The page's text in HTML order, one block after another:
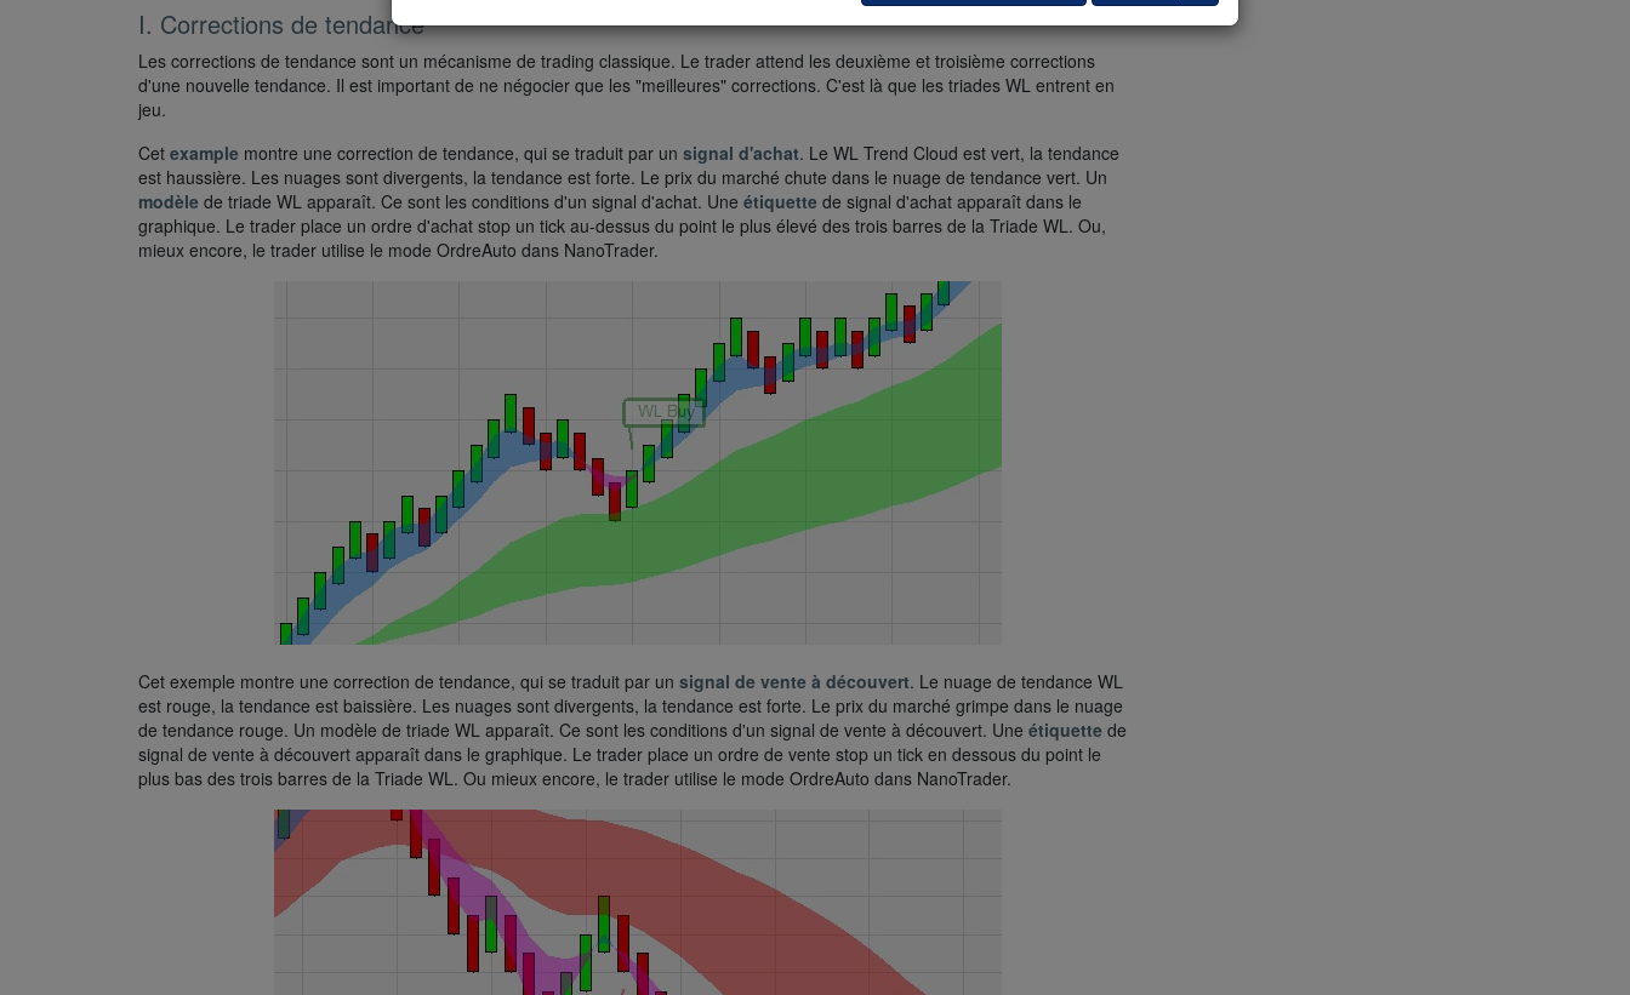
I. Corrections de tendance
Les corrections de tendance sont un mécanisme de trading classique. Le trader attend les deuxième et troisième corrections
d'une nouvelle tendance. Il est important de ne négocier que les "meilleures" corrections. C'est là que les triades WL entrent en
jeu.
Cet example montre une correction de tendance, qui se traduit par un signal d'achat. Le WL Trend Cloud est vert, la tendance
est haussière. Les nuages sont divergents, la tendance est forte. Le prix du marché chute dans le nuage de tendance vert. Un
modèle de triade WL apparaît. Ce sont les conditions d'un signal d'achat. Une étiquette de signal d'achat apparaît dans le
graphique. Le trader place un ordre d'achat stop un tick au-dessus du point le plus élevé des trois barres de la Triade WL. Ou,
mieux encore, le trader utilise le mode OrdreAuto dans NanoTrader.
Cet exemple montre une correction de tendance, qui se traduit par un signal de vente à découvert. Le nuage de tendance WL
est rouge, la tendance est baissière. Les nuages sont divergents, la tendance est forte. Le prix du marché grimpe dans le nuage
de tendance rouge. Un modèle de triade WL apparaît. Ce sont les conditions d'un signal de vente à découvert. Une étiquette de
signal de vente à découvert apparaît dans le graphique. Le trader place un ordre de vente stop un tick en dessous du point le
plus bas des trois barres de la Triade WL. Ou mieux encore, le trader utilise le mode OrdreAuto dans NanoTrader.